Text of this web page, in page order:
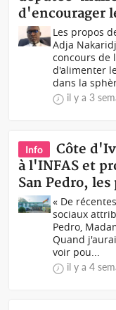
d'encourager
Les propos
Adja
concours de
d'alimenter
dans la
il y a 3
Info
Côte
à l'INFAS et
San Pedro,
« De
sociaux
Pedro,
Quand
voir pou...
il y a 4